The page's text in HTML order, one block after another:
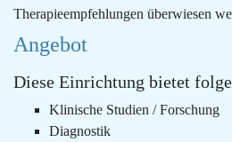
Therapieempfehlungen überwiesen
Angebot
Diese Einrichtung bietet
Klinische Studien / Forschung
Diagnostik